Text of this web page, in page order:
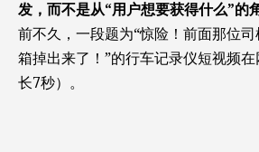
发，而不是从“用户想要获得什么”的
前不久，一段题为“惊险！前面那位
箱掉出来了！”的行车记录仪短视频
长7秒）。